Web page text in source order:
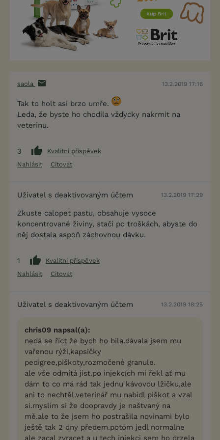
saola 13.2.2019 17:16
Tak to holt asi brzo umře.
Leda, že byste ho chodila vždycky nakrmit na
veterinu.
3
Kvalitní příspěvek
Nahlásit
Citovat
Uživatel s deaktivovaným účtem 13.2.2019 17:29
Zkuste calopet pastu, obsahuje vysoce
koncentrované živiny, stačí po troškách, abyste do
něj dostala aspoň záchovnou dávku.
1
Kvalitní příspěvek
Nahlásit
Citovat
Uživatel s deaktivovaným účtem 13.2.2019 18:25
chris09 napsal(a):
nedá se říct že bych ho bila.dávala jsem mu
vařenou rýži,kapsičky
pedigree,piškoty,rozmočené granule.
ale vše odmítá jíst.po injekcích mi řekl ať mu
dám to co má rád tak jednu kávovou lžičku,ale
ani to nechtěl.veterinář mu nabídl piškot a vzal
si.myslím si že doopravdy je naštvaný na
mě.ale to že jsem ho postrašila novinami bylo
ještě tak 2 dny předem.potom jedl normalne
ale zacal zvracet a u tech injekci sem ho drzela